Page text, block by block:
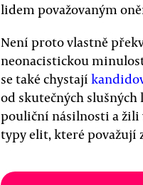
lidem považovaným
Není proto vlastně
neonacistickou
se také chystají
od skutečných
pouliční násilnosti a žili
typy elit, které považují